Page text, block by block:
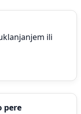
ili
pere